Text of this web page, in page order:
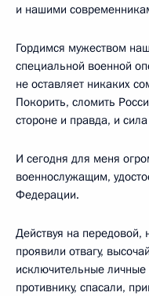
и нашими
Гордимся мужеством
специальной военной
не оставляет никаких
Покорить, сломить
стороне и правда, и
И сегодня для меня
военнослужащим,
Федерации.
Действуя на передовой,
проявили отвагу,
исключительные
противнику, спасали,